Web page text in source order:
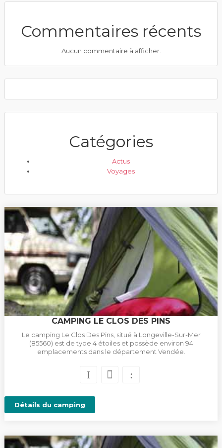
Commentaires récents
Aucun commentaire à afficher.
Catégories
Actus
Voyages
CAMPING LE CLOS DES PINS
Le camping Le Clos Des Pins, situé à Longeville-Sur-Mer
(85560) est de type 4 étoiles et possède environ 94
emplacements dans le département Vendée.
Détails du camping